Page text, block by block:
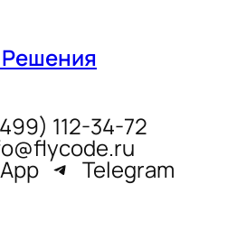
Решения
112-34-72
Telegram